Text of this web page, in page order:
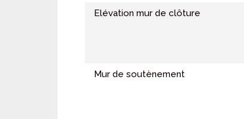
Elévation mur de clôture
Mur de soutènement